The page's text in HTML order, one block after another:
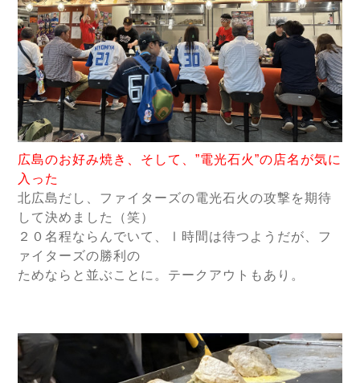
広島のお好み焼き、そして、”電光石火”の店名が気に
入った
北広島だし、ファイターズの電光石火の攻撃を期待
して決めました（笑）
２０名程ならんでいて、Ⅰ時間は待つようだが、フ
ァイターズの勝利の
ためならと並ぶことに。テークアウトもあり。